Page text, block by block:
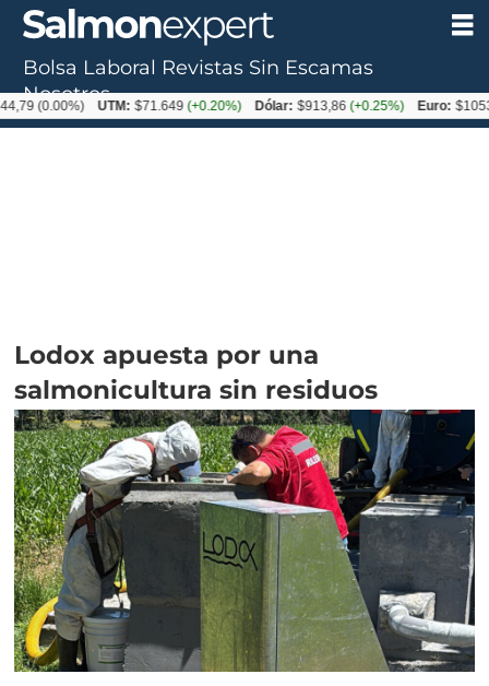
Lodox apuesta por una
salmonicultura sin residuos
Bolsa Laboral Revistas Sin Escamas
Nosotros
UTM: $71.649(+0.20%) Dólar: $913,86(+0.25%) Euro: $1053,08(-